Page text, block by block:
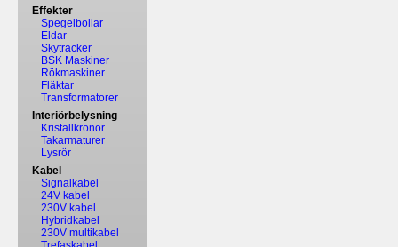
Effekter
Spegelbollar
Eldar
Skytracker
BSK Maskiner
Rökmaskiner
Fläktar
Transformatorer
Interiörbelysning
Kristallkronor
Takarmaturer
Lysrör
Kabel
Signalkabel
24V kabel
230V kabel
Hybridkabel
230V multikabel